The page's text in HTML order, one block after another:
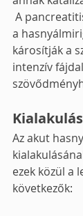
A
a
károsítják a
intenzív
Az akut
ezek közül a
következők: